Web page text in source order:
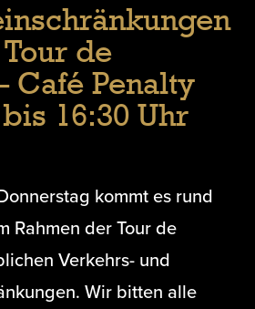
de
Café Penalty
16:30 Uhr
kommt es rund
Rahmen der Tour de
Verkehrs- und
Wir bitten alle